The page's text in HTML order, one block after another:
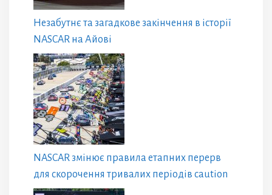
Незабутнє та загадкове закінчення в історії
NASCAR на Айові
NASCAR змінює правила етапних перерв
для скорочення тривалих періодів caution